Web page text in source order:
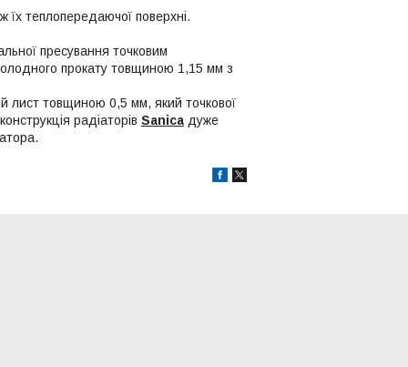
їх теплопередаючої поверхні.
пресування точковим
прокату товщиною 1,15 мм з
лист товщиною 0,5 мм, який точкової
радіаторів Sanica дуже